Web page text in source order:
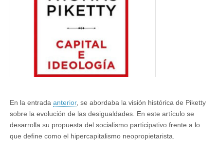
En la entrada anterior, se abordaba la visión histórica de Piketty
sobre la evolución de las desigualdades. En este artículo se
desarrolla su propuesta del socialismo participativo frente a lo
que define como el hipercapitalismo neopropietarista.